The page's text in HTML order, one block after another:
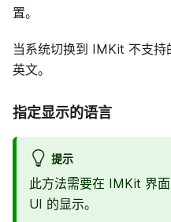
置。
当系统切换到 IMKit 不支
英文。
指定显示的语言
提示
此方法需要在 IMKit 界
UI 的显示。